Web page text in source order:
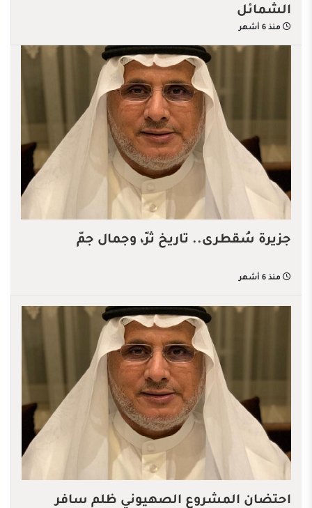
الشمائل
منذ 6 أشهر
جزيرة سُقطرى.. تاريخ ثرّ، وجمال جمّ
منذ 6 أشهر
احتضان المشروع الصهيوني ظلم سافر